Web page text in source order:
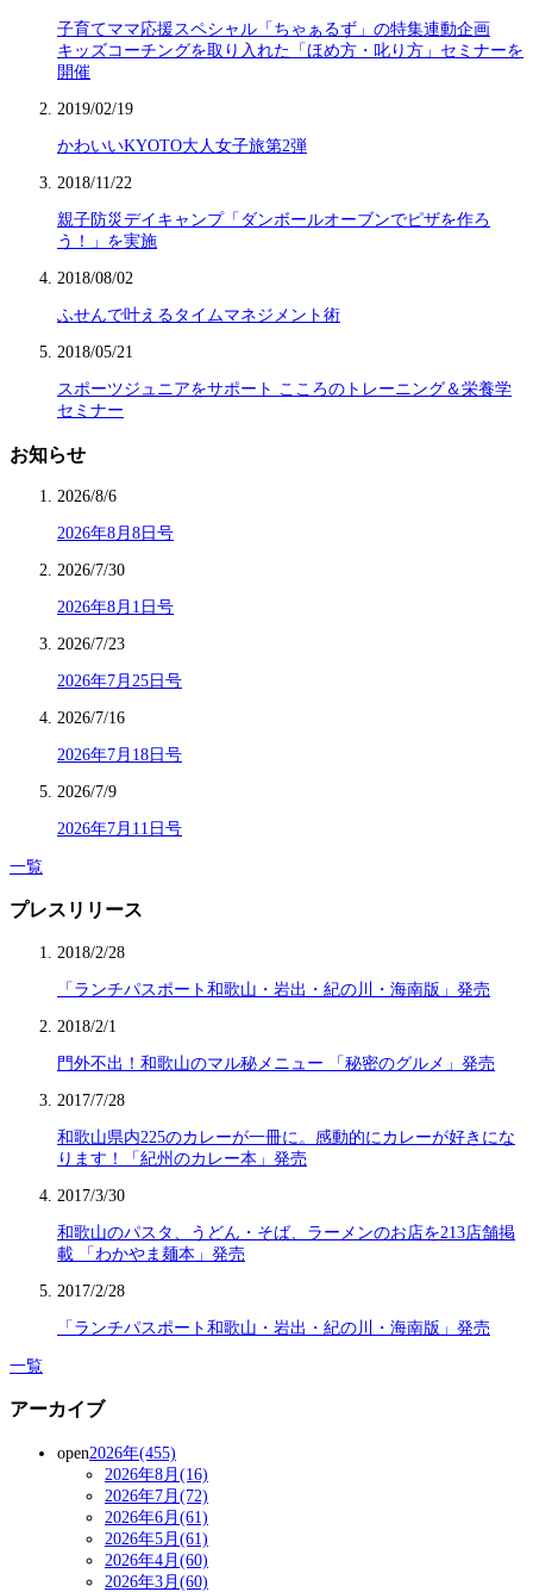
子育てママ応援スペシャル「ちゃぁるず」の特集連動企画
キッズコーチングを取り入れた「ほめ方・叱り方」セミナーを
開催
2019/02/19
かわいいKYOTO大人女子旅第2弾
2018/11/22
親子防災デイキャンプ「ダンボールオーブンでピザを作ろ
う！」を実施
2018/08/02
ふせんで叶えるタイムマネジメント術
2018/05/21
スポーツジュニアをサポート こころのトレーニング＆栄養学
セミナー
お知らせ
2026/8/6
2026年8月8日号
2026/7/30
2026年8月1日号
2026/7/23
2026年7月25日号
2026/7/16
2026年7月18日号
2026/7/9
2026年7月11日号
一覧
プレスリリース
2018/2/28
「ランチパスポート和歌山・岩出・紀の川・海南版」発売
2018/2/1
門外不出！和歌山のマル秘メニュー 「秘密のグルメ」発売
2017/7/28
和歌山県内225のカレーが一冊に。感動的にカレーが好きにな
ります！「紀州のカレー本」発売
2017/3/30
和歌山のパスタ、うどん・そば、ラーメンのお店を213店舗掲
載 「わかやま麺本」発売
2017/2/28
「ランチパスポート和歌山・岩出・紀の川・海南版」発売
一覧
アーカイブ
open2026年(455)
2026年8月(16)
2026年7月(72)
2026年6月(61)
2026年5月(61)
2026年4月(60)
2026年3月(60)